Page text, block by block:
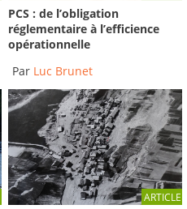
PCS : de l’obligation
réglementaire à l’efficience
opérationnelle
Par Luc Brunet
ARTICLE